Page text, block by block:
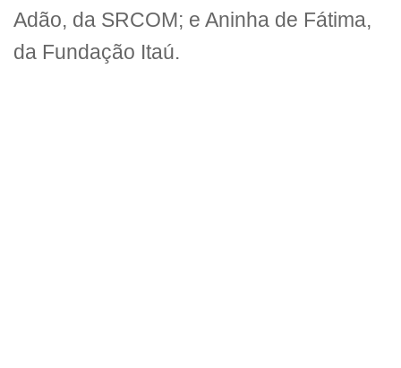
Adão, da SRCOM; e Aninha de Fátima,
da Fundação Itaú.